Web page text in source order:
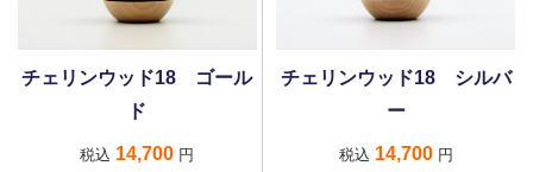
チェリンウッド18 ゴール
ド
税込 14,700 円
チェリンウッド18 シルバ
ー
税込 14,700円